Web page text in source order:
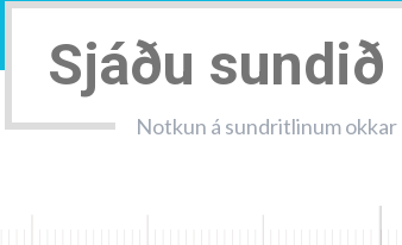
Sjáðu
Notkun á sundritlinum okkar